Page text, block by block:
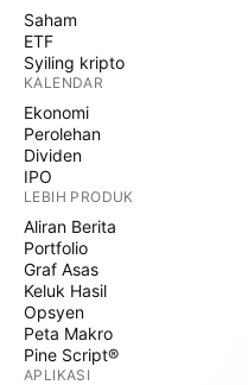
Saham
ETF
Syiling kripto
KALENDAR
Ekonomi
Perolehan
Dividen
IPO
LEBIH PRODUK
Aliran Berita
Portfolio
Graf Asas
Keluk Hasil
Opsyen
Peta Makro
Pine Script®
APLIKASI